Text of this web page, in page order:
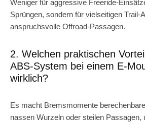
Weniger für aggressive Freeride-
Sprüngen, sondern für vielseitigen Trail-
anspruchsvolle Offroad-Passagen.
2. Welchen praktischen
ABS-System bei einem E-
wirklich?
Es macht Bremsmomente
nassen Wurzeln oder steilen Passagen,